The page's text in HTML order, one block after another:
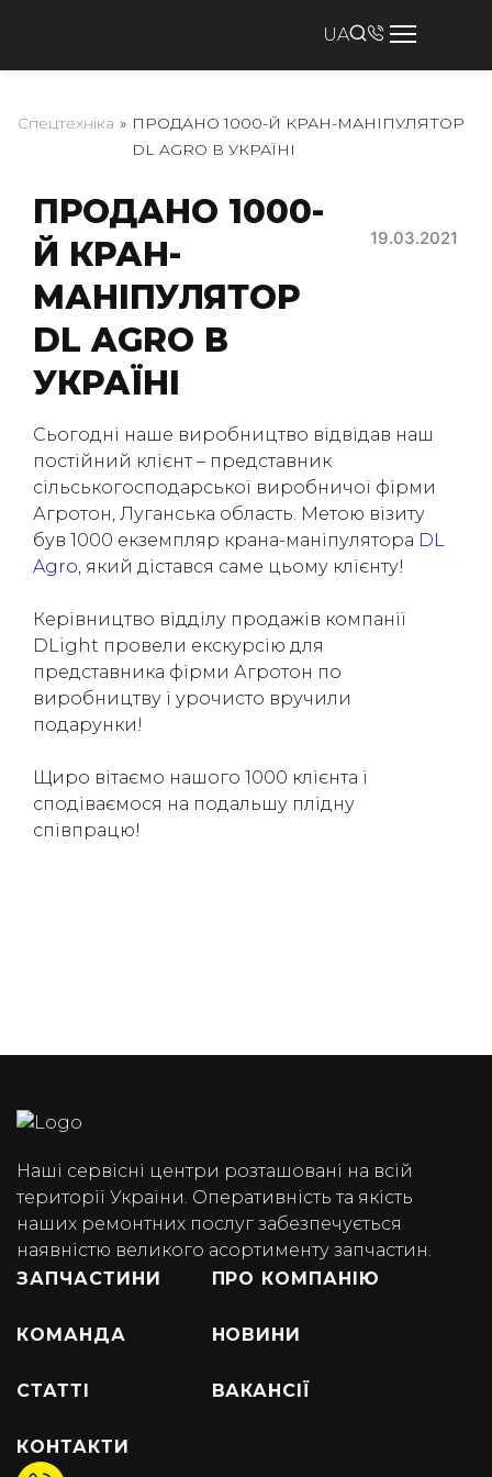
UA
(050) 347-27-05
(067) 351-45-15
Спецтехніка » ПРОДАНО 1000-Й КРАН-МАНІПУЛЯТОР
DL AGRO В УКРАЇНІ
ПРОДАНО 1000-
Й КРАН-
МАНІПУЛЯТОР
DL AGRO В
УКРАЇНІ
19.03.2021
Сьогодні наше виробництво відвідав наш
постійний клієнт – представник
сільськогосподарської виробничої фірми
Агротон, Луганська область. Метою візиту
був 1000 екземпляр крана-маніпулятора DL
Agro, який дістався саме цьому клієнту!
Керівництво відділу продажів компанії
DLight провели екскурсію для
представника фірми Агротон по
виробництву і урочисто вручили
подарунки!
Щиро вітаємо нашого 1000 клієнта і
сподіваємося на подальшу плідну
співпрацю!
Наші сервісні центри розташовані на всій
території України. Оперативність та якість
наших ремонтних послуг забезпечується
наявністю великого асортименту запчастин.
ЗАПЧАСТИНИ
ПРО КОМПАНІЮ
КОМАНДА НОВИНИ
СТАТТІ ВАКАНСІЇ
КОНТАКТИ